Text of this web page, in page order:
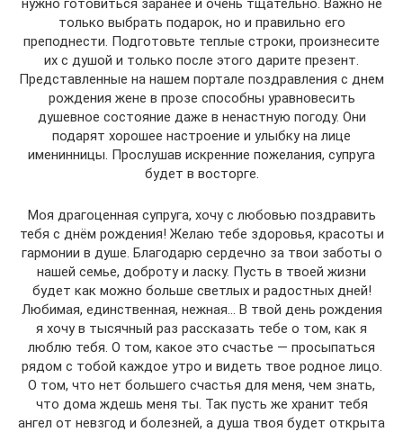
нужно готовиться заранее и очень тщательно. Важно не
только выбрать подарок, но и правильно его
преподнести. Подготовьте теплые строки, произнесите
их с душой и только после этого дарите презент.
Представленные на нашем портале поздравления с днем
рождения жене в прозе способны уравновесить
душевное состояние даже в ненастную погоду. Они
подарят хорошее настроение и улыбку на лице
именинницы. Прослушав искренние пожелания, супруга
будет в восторге.
Моя драгоценная супруга, хочу с любовью поздравить
тебя с днём рождения! Желаю тебе здоровья, красоты и
гармонии в душе. Благодарю сердечно за твои заботы о
нашей семье, доброту и ласку. Пусть в твоей жизни
будет как можно больше светлых и радостных дней!
Любимая, единственная, нежная… В твой день рождения
я хочу в тысячный раз рассказать тебе о том, как я
люблю тебя. О том, какое это счастье — просыпаться
рядом с тобой каждое утро и видеть твое родное лицо.
О том, что нет большего счастья для меня, чем знать,
что дома ждешь меня ты. Так пусть же хранит тебя
ангел от невзгод и болезней, а душа твоя будет открыта